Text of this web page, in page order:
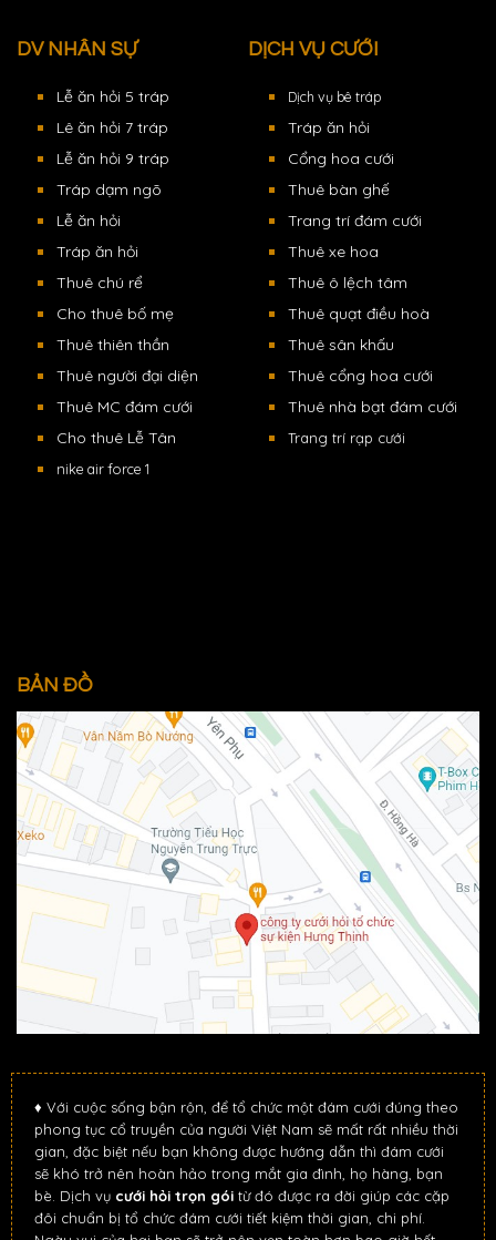
DV NHÂN SỰ
Lễ ăn hỏi 5 tráp
Lê ăn hỏi 7 tráp
Lễ ăn hỏi 9 tráp
Tráp dạm ngõ
Lễ ăn hỏi
Tráp ăn hỏi
Thuê chú rể
Cho thuê bố mẹ
Thuê thiên thần
Thuê người đại diện
Thuê MC đám cưới
Cho thuê Lễ Tân
nike air force 1
DỊCH VỤ CƯỚI
Dịch vụ bê tráp
Tráp ăn hỏi
Cổng hoa cưới
Thuê bàn ghế
Trang trí đám cưới
Thuê xe hoa
Thuê ô lệch tâm
Thuê quạt điều hoà
Thuê sân khấu
Thuê cổng hoa cưới
Thuê nhà bạt đám cưới
Trang trí rạp cưới
BẢN ĐỒ
♦ Với cuộc sống bận rộn, để tổ chức một đám cưới đúng theo
phong tục cổ truyền của người Việt Nam sẽ mất rất nhiều thời
gian, đặc biệt nếu bạn không được hướng dẫn thì đám cưới
sẽ khó trở nên hoàn hảo trong mắt gia đình, họ hàng, bạn
bè. Dịch vụ cưới hỏi trọn gói từ đó được ra đời giúp các cặp
đôi chuẩn bị tổ chức đám cưới tiết kiệm thời gian, chi phí.